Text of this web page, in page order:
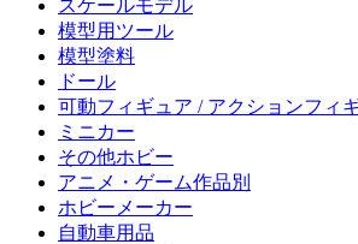
スケールモデル
模型用ツール
模型塗料
ドール
可動フィギュア / アクションフィ
ミニカー
その他ホビー
アニメ・ゲーム作品別
ホビーメーカー
自動車用品